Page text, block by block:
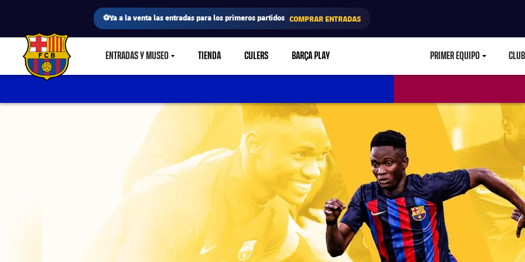
⚽Ya a la venta las entradas para los primeros partidos COMPRAR ENTRADAS
FC Barcelona club badge ENTRADAS Y MUSEOLABEL.SHARE.CARETDOWN
TIENDA CULERS BARÇA PLAY PRIMER EQUIPO CLUB